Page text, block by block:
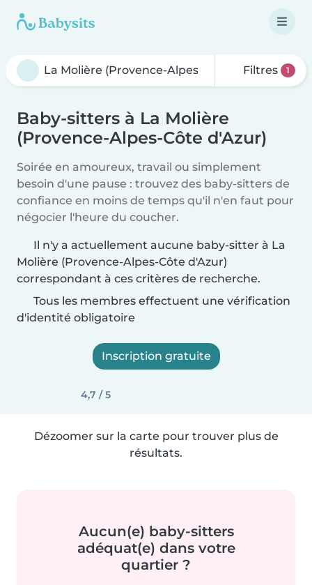
Filtres 1
Baby-sitters à La Molière
(Provence-Alpes-Côte d'Azur)
Soirée en amoureux, travail ou simplement
besoin d'une pause : trouvez des baby-sitters de
confiance en moins de temps qu'il n'en faut pour
négocier l'heure du coucher.
Il n'y a actuellement aucune baby-sitter à La
Molière (Provence-Alpes-Côte d'Azur)
correspondant à ces critères de recherche.
Tous les membres effectuent une vérification
d'identité obligatoire
Inscription gratuite
4,7 / 5
Dézoomer sur la carte pour trouver plus de
résultats.
Aucun(e) baby-sitters
adéquat(e) dans votre
quartier ?